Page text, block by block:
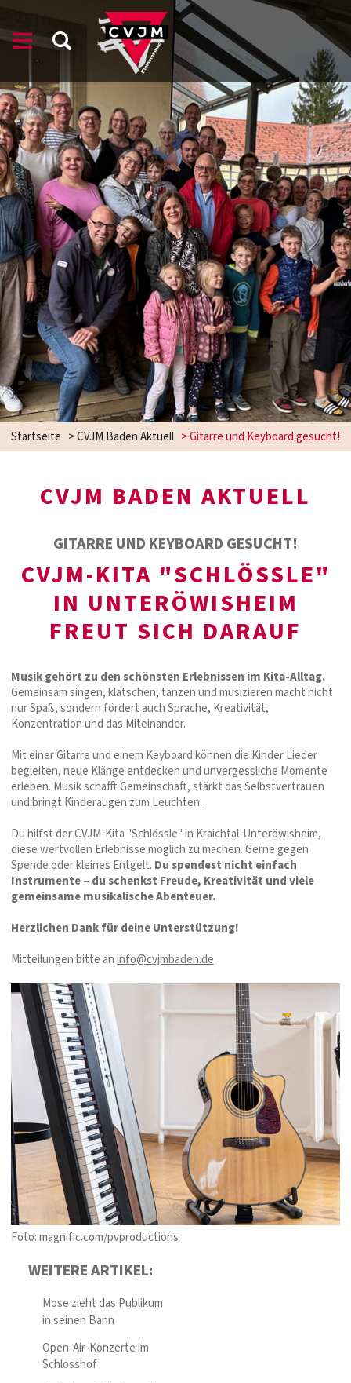
Startseite >CVJM Baden Aktuell >Gitarre und Keyboard gesucht!
CVJM BADEN AKTUELL
GITARRE UND KEYBOARD GESUCHT!
CVJM-KITA "SCHLÖSSLE"
IN UNTERÖWISHEIM
FREUT SICH DARAUF
Musik gehört zu den schönsten Erlebnissen im Kita-Alltag.
Gemeinsam singen, klatschen, tanzen und musizieren macht nicht
nur Spaß, sondern fördert auch Sprache, Kreativität,
Konzentration und das Miteinander.
Mit einer Gitarre und einem Keyboard können die Kinder Lieder
begleiten, neue Klänge entdecken und unvergessliche Momente
erleben. Musik schafft Gemeinschaft, stärkt das Selbstvertrauen
und bringt Kinderaugen zum Leuchten.
Du hilfst der CVJM-Kita "Schlössle" in Kraichtal-Unteröwisheim,
diese wertvollen Erlebnisse möglich zu machen. Gerne gegen
Spende oder kleines Entgelt. Du spendest nicht einfach
Instrumente – du schenkst Freude, Kreativität und viele
gemeinsame musikalische Abenteuer.
Herzlichen Dank für deine Unterstützung!
Mitteilungen bitte aninfo@cvjmbaden.de
Foto: magnific.com/pvproductions
WEITERE ARTIKEL:
Mose zieht das Publikum
in seinen Bann
Open-Air-Konzerte im
Schlosshof